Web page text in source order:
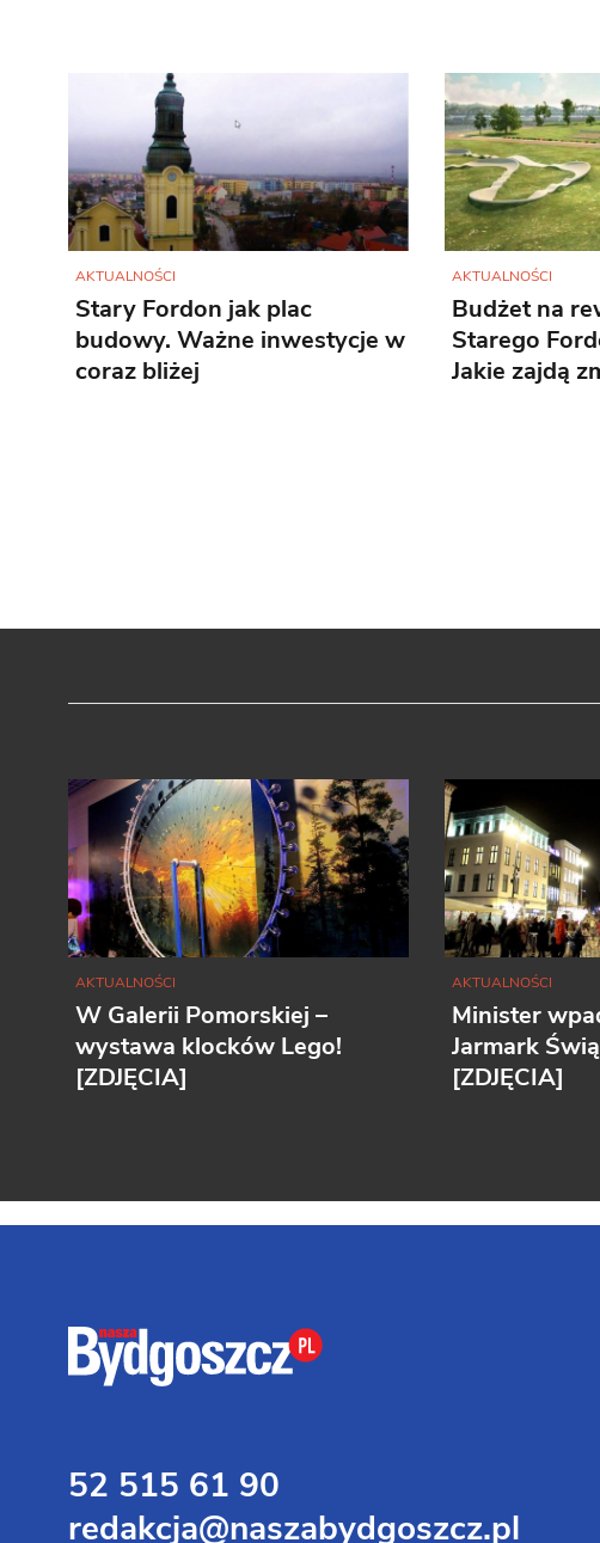
AKTUALNOŚCI
Stary Fordon jak plac
budowy. Ważne inwestycje w
coraz bliżej
AKTUALNOŚCI
Budżet na
Starego
Jakie zajdą
AKTUALNOŚCI
W Galerii Pomorskiej –
wystawa klocków Lego!
[ZDJĘCIA]
AKTUALNOŚCI
Minister
Jarmark
[ZDJĘCIA]
52 515 61 90
redakcja@naszabydgoszcz.pl